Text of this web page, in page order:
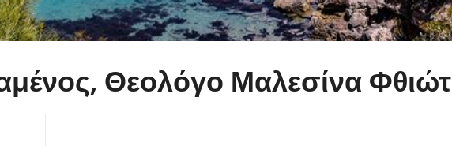
Θεολόγο Μαλεσίνα